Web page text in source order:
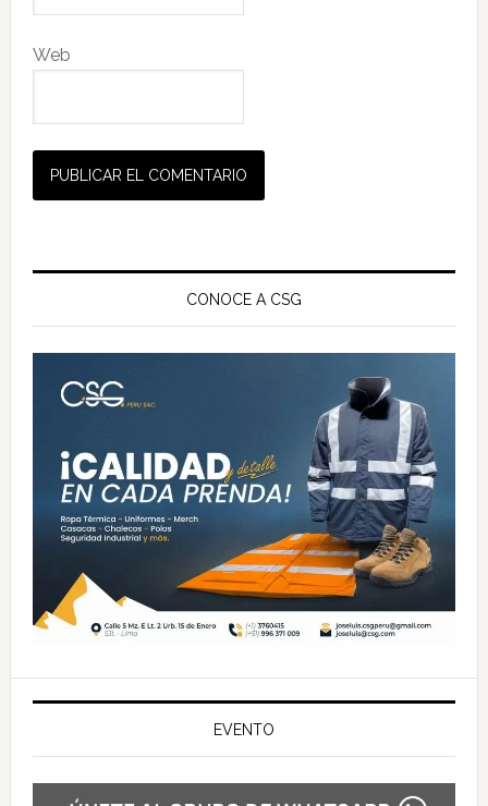
Web
Barra
principal
CONOCE A CSG
EVENTO